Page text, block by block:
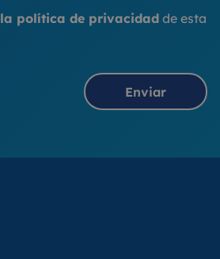
la política de privacidad de esta
Enviar